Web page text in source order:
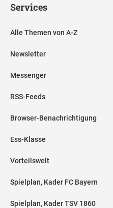
Services
Alle Themen von A-Z
Newsletter
Messenger
RSS-Feeds
Browser-Benachrichtigung
Ess-Klasse
Vorteilswelt
Spielplan, Kader FC Bayern
Spielplan, Kader TSV 1860